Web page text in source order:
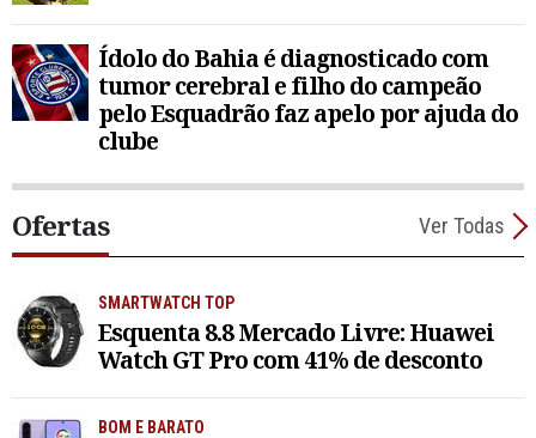
Ídolo do Bahia é diagnosticado com
tumor cerebral e filho do campeão
pelo Esquadrão faz apelo por ajuda do
clube
Ofertas Ver Todas
SMARTWATCH TOP
Esquenta 8.8 Mercado Livre: Huawei
Watch GT Pro com 41% de desconto
BOM E BARATO